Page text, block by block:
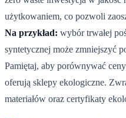
użytkowaniem, co pozwoli
Na przykład: wybór trwałej
syntetycznej może zmniejszyć
Pamiętaj, aby porównywać
oferują sklepy ekologiczne.
materiałów oraz certyfikaty